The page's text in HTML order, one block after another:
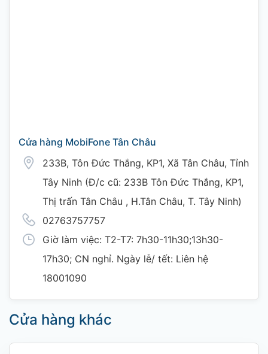
Cửa hàng MobiFone Tân Châu
233B, Tôn Đức Thắng, KP1, Xã Tân Châu, Tỉnh
Tây Ninh (Đ/c cũ: 233B Tôn Đức Thắng, KP1,
Thị trấn Tân Châu , H.Tân Châu, T. Tây Ninh)
02763757757
Giờ làm việc: T2-T7: 7h30-11h30;13h30-
17h30; CN nghỉ. Ngày lễ/ tết: Liên hệ
18001090
Cửa hàng khác